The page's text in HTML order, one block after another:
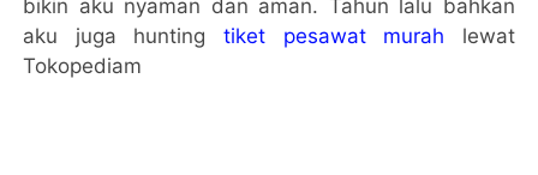
bikin aku nyaman dan aman. Tahun lalu bahkan
aku juga hunting tiket pesawat murah lewat
Tokopediam